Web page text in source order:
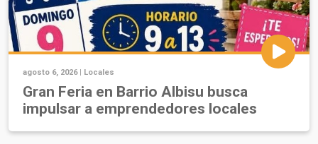
agosto 6, 2026 | Locales
Gran Feria en Barrio Albisu busca
impulsar a emprendedores locales